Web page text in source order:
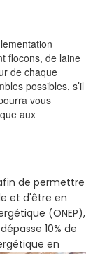
flocons, de laine
de chaque
possibles, s’il
vous
aux
de permettre
et d'être en
(ONEP),
10% de
en